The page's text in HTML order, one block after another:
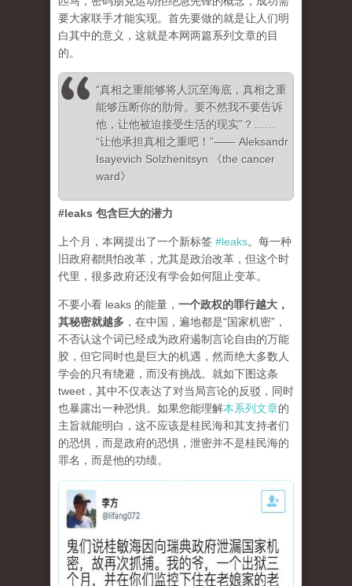
要大家联手才能实现。首先要做的就是让人们明
白其中的意义，这就是本网两篇系列文章的目
的。
“真相之重能够将人沉至海底，真相之重
能够压断你的肋骨。要不然我不要告诉
他，让他被迫接受生活的现实”？……
“让他承担真相之重吧！”—— Aleksandr
Isayevich Solzhenitsyn 《the cancer
ward》
#leaks 包含巨大的潜力
上个月，本网提出了一个新标签 #leaks。每一种
旧政府都惧怕改革，尤其是政治改革，但这个时
代里，很多政府还没有学会如何阻止变革。
不要小看 leaks 的能量， 一个政权的罪行越大，
其秘密就越多 ，在中国，遍地都是“国家机密”，
不否认这个词已经成为政府遏制言论自由的万能
胶，但它同时也是巨大的机遇，然而绝大多数人
学会的只有绕避，而没有挑战。就如下图这条
tweet，其中不仅表达了对当局言论的反驳，同时
也暴露出一种恐惧。如果您能理解本系列文章的
主旨就能明白，这不应该是桂民海和其支持者们
的恐惧，而是政府的恐惧，泄密并不是桂民海的
罪名，而是他的功绩。